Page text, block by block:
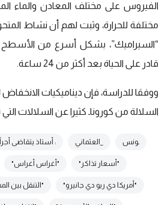
الفيروس على مختلف المعادن والماء
مختلفة للحرارة، وثبت لهم أن نشاط
“السيراميك”، بشكل أسرع من الأسطح
قادر على الحياة بعد أكثر من 24 ساعة.
ووفقا للدراسة، فإن ديناميكيات
السلالة من كوروناـ كثيرا عن السلالات
ـونس _العثماني : أستاذ يتقاضى أجراً
"أسعار تذاكر" "أغراس أغراس"
"أمريكا دي ريو دي جانيرو" "التنقل بين